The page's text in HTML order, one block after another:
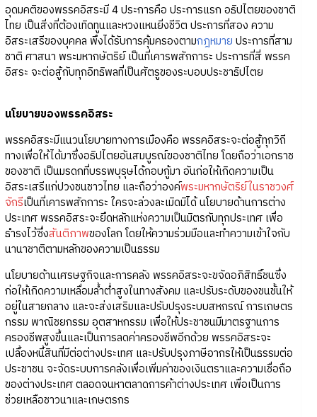
อุดมคติของพรรคอิสระมี 4 ประการคือ ประการแรก อธิปไตยของชาติ
ไทย เป็นสิ่งที่ต้องเทิดทูนและหวงแหนยิ่งชีวิต ประการที่สอง ความ
อิสระเสรีของบุคคล พึงได้รับการคุ้มครองตามกฎหมาย ประการที่สาม
ชาติ ศาสนา พระมหากษัตริย์ เป็นที่เคารพสักการะ ประการที่สี่ พรรค
อิสระ จะต่อสู้กับทุกอิทธิพลที่เป็นศัตรูของระบอบประชาธิปไตย
นโยบายของพรรคอิสระ
พรรคอิสระมีแนวนโยบายทางการเมืองคือ พรรคอิสระจะต่อสู้ทุกวิถี
ทางเพื่อให้ได้มาซึ่งอธิปไตยอันสมบูรณ์ของชาติไทย โดยถือว่าเอกราช
ของชาติ เป็นมรดกที่บรรพบุรุษได้กอบกู้มา อันก่อให้เกิดความเป็น
อิสระเสรีแก่ปวงชนชาวไทย และถือว่าองค์พระมหากษัตริย์ในราชวงศ์
จักรีเป็นที่เคารพสักการะ ใครจะล่วงละเมิดมิได้ นโยบายด้านการต่าง
ประเทศ พรรคอิสระจะยึดหลักแห่งความเป็นมิตรกับทุกประเทศ เพื่อ
ธำรงไว้ซึ่งสันติภาพของโลก โดยให้ความร่วมมือและทำความเข้าใจกับ
นานาชาติตามหลักของความเป็นธรรม
นโยบายด้านเศรษฐกิจและการคลัง พรรคอิสระจะขจัดอภิสิทธิ์ชนซึ่ง
ก่อให้เกิดความเหลื่อมล้ำต่ำสูงในทางสังคม และปรับระดับของชนชั้นให้
อยู่ในสายกลาง และจะส่งเสริมและปรับปรุงระบบสหกรณ์ การเกษตร
กรรม พาณิชยกรรม อุตสาหกรรม เพื่อให้ประชาชนมีมาตรฐานการ
ครองชีพสูงขึ้นและเป็นการลดค่าครองชีพอีกด้วย พรรคอิสระจะ
เปลื้องหนี้สินที่มีต่อต่างประเทศ และปรับปรุงภาษีอากรให้เป็นธรรมต่อ
ประชาชน จะจัดระบบการคลังเพื่อเพิ่มค่าของเงินตราและความเชื่อถือ
ของต่างประเทศ ตลอดจนหาตลาดการค้าต่างประเทศ เพื่อเป็นการ
ช่วยเหลือชาวนาและเกษตรกร